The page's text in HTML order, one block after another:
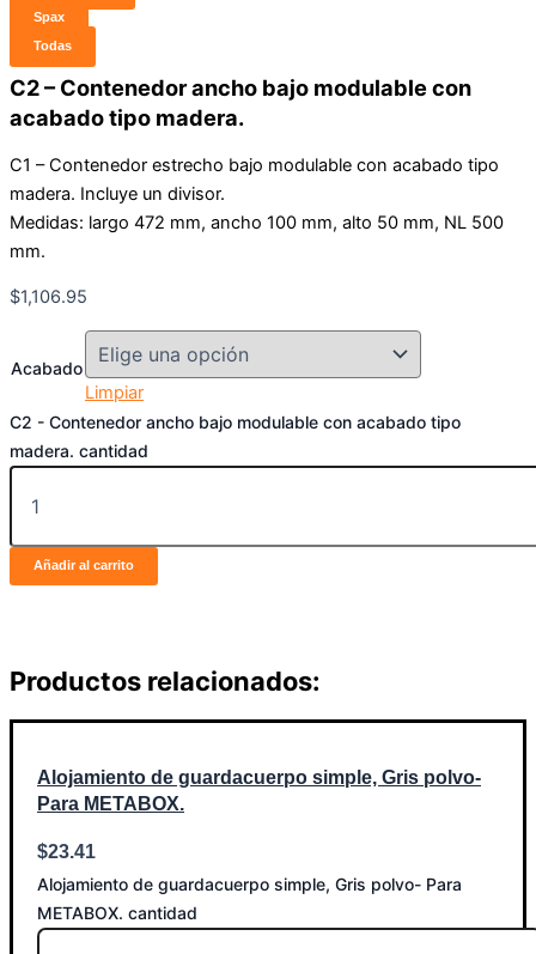
Spax
Todas
C2 – Contenedor ancho bajo modulable con
acabado tipo madera.
C1 – Contenedor estrecho bajo modulable con acabado tipo
madera. Incluye un divisor.
Medidas: largo 472 mm, ancho 100 mm, alto 50 mm, NL 500
mm.
$1,106.95
Acabado
Limpiar
C2 - Contenedor ancho bajo modulable con acabado tipo
madera. cantidad
Añadir al carrito
Productos relacionados:
Alojamiento de guardacuerpo simple, Gris polvo-
Para METABOX.
$23.41
Alojamiento de guardacuerpo simple, Gris polvo- Para
METABOX. cantidad